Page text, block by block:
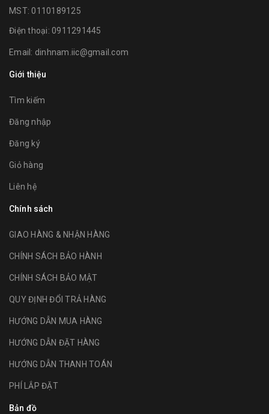
MST: 0110189125
Điện thoại: 0911291445
Email: dinhnam.iic@gmail.com
Giới thiệu
Tìm kiếm
Đăng nhập
Đăng ký
Giỏ hàng
Liên hệ
Chính sách
GIAO HÀNG & NHẬN HÀNG
CHÍNH SÁCH BẢO HÀNH
CHÍNH SÁCH BẢO MẬT
QUY ĐỊNH ĐỔI TRẢ HÀNG
HƯỚNG DẪN MUA HÀNG
HƯỚNG DẪN ĐẶT HÀNG
HƯỚNG DẪN THANH TOÁN
PHÍ LẮP ĐẶT
Bản đồ